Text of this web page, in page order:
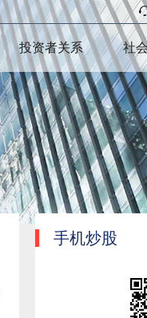
投资者关系 社
手机炒股